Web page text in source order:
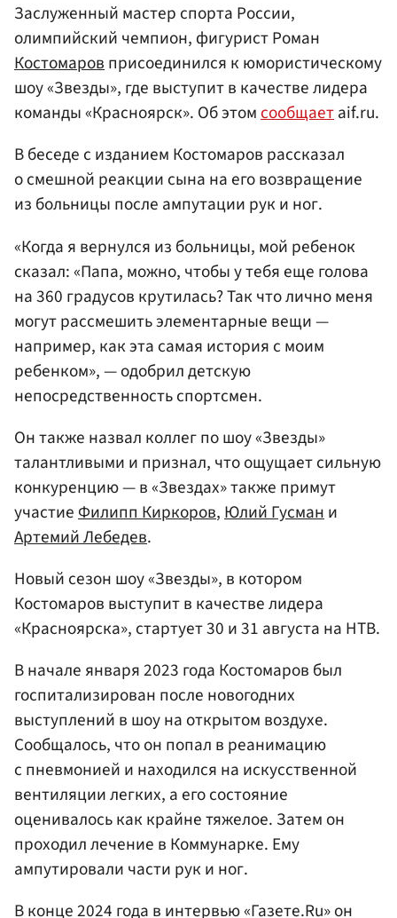
Заслуженный мастер спорта России,
олимпийский чемпион, фигурист Роман
Костомаровприсоединился к юмористическому
шоу «Звезды», где выступит в качестве лидера
команды «Красноярск». Об этомсообщаетaif.ru.
В беседе с изданием Костомаров рассказал
о смешной реакции сына на его возвращение
из больницы после ампутации рук и ног.
«Когда я вернулся из больницы, мой ребенок
сказал: «Папа, можно, чтобы у тебя еще голова
на 360 градусов крутилась? Так что лично меня
могут рассмешить элементарные вещи —
например, как эта самая история с моим
ребенком», — одобрил детскую
непосредственность спортсмен.
Он также назвал коллег по шоу «Звезды»
талантливыми и признал, что ощущает сильную
конкуренцию — в «Звездах» также примут
участиеФилипп Киркоров,Юлий Гусмани
Артемий Лебедев.
Новый сезон шоу «Звезды», в котором
Костомаров выступит в качестве лидера
«Красноярска», стартует 30 и 31 августа на НТВ.
В начале января 2023 года Костомаров был
госпитализирован после новогодних
выступлений в шоу на открытом воздухе.
Сообщалось, что он попал в реанимацию
с пневмонией и находился на искусственной
вентиляции легких, а его состояние
оценивалось как крайне тяжелое. Затем он
проходил лечение в Коммунарке. Ему
ампутировали части рук и ног.
В конце 2024 года в интервью «Газете.Ru» он